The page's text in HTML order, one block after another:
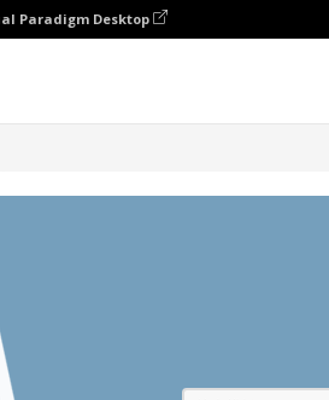
Paradigm Desktop